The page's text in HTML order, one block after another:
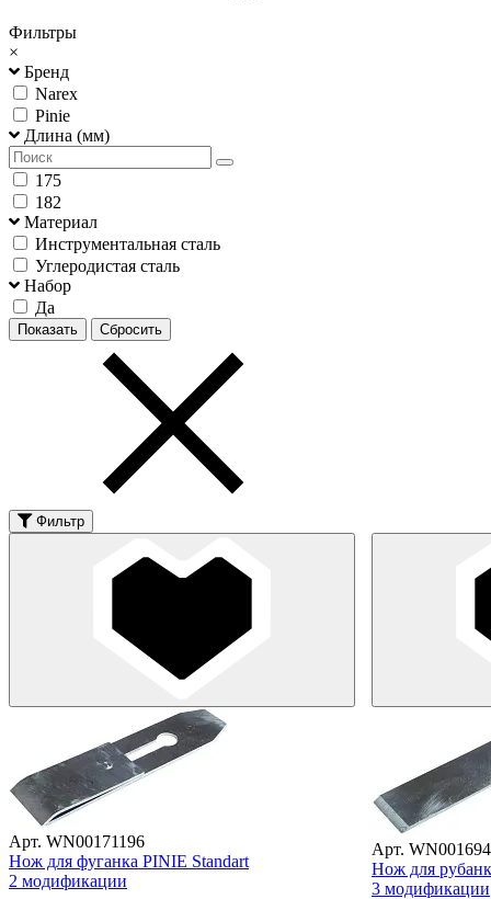
Фильтры
×
Бренд
Narex
Pinie
Длина (мм)
175
182
Материал
Инструментальная сталь
Углеродистая сталь
Набор
Да
Фильтр
Арт. WN00171196
Нож для фуганка PINIE Standart
2 модификации
Арт.
Нож для
3 модификации